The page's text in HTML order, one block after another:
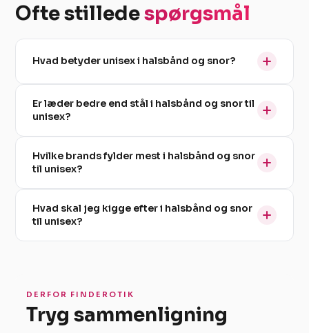
Ofte stilledespørgsmål
Hvad betyder unisex i halsbånd og snor?
Er læder bedre end stål i halsbånd og snor til
unisex?
Hvilke brands fylder mest i halsbånd og snor
til unisex?
Hvad skal jeg kigge efter i halsbånd og snor
til unisex?
DERFOR FINDEROTIK
Tryg sammenligning